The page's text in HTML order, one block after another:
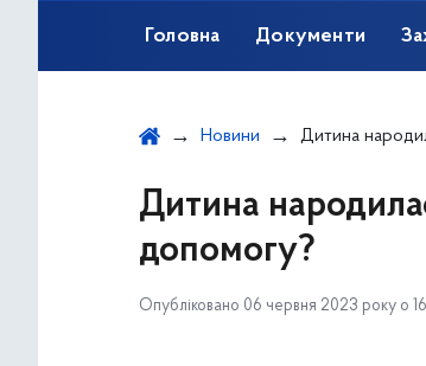
Головна Документи
Новини Дитина народилася
Дитина
допомогу?
Опубліковано 06 червня 2023 року о